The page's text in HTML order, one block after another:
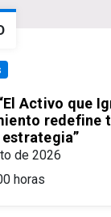
Activo que
redefine
de 2026
horas